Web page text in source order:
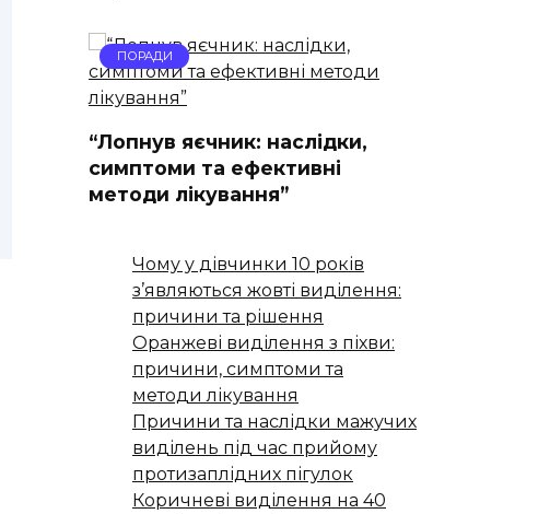
ПОРАДИ
“Лопнув яєчник: наслідки,
симптоми та ефективні
методи лікування”
Чому у дівчинки 10 років
з’являються жовті виділення:
причини та рішення
Оранжеві виділення з піхви:
причини, симптоми та
методи лікування
Причини та наслідки мажучих
виділень під час прийому
протизаплідних пігулок
Коричневі виділення на 40